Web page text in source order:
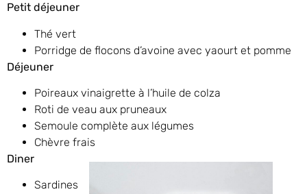
Petit déjeuner
Thé vert
Porridge de flocons d’avoine avec yaourt et pomme
Déjeuner
Poireaux vinaigrette à l’huile de colza
Roti de veau aux pruneaux
Semoule complète aux légumes
Chèvre frais
Diner
Sardines